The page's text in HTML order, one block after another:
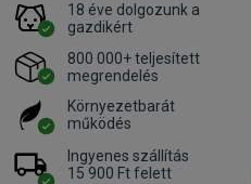
18 éve dolgozunk a
gazdikért
800 000+ teljesített
megrendelés
Környezetbarát
működés
Ingyenes szállítás
15 900 Ft felett